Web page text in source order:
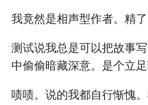
我竟然是相声型作者。精
测试说我总是可以把故事
中偷偷暗藏深意。是个立
啧啧。说的我都自行惭愧